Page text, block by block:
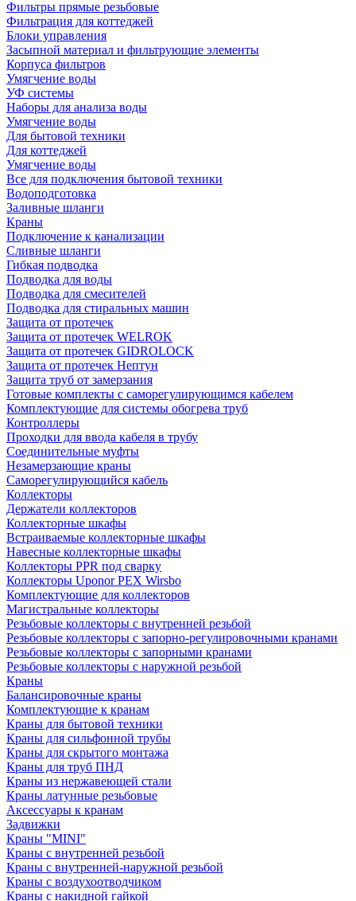
Фильтры прямые резьбовые
Фильтрация для коттеджей
Блоки управления
Засыпной материал и фильтрующие элементы
Корпуса фильтров
Умягчение воды
УФ системы
Наборы для анализа воды
Умягчение воды
Для бытовой техники
Для коттеджей
Умягчение воды
Все для подключения бытовой техники
Водоподготовка
Заливные шланги
Краны
Подключение к канализации
Сливные шланги
Гибкая подводка
Подводка для воды
Подводка для смесителей
Подводка для стиральных машин
Защита от протечек
Защита от протечек WELROK
Защита от протечек GIDROLOCK
Защита от протечек Нептун
Защита труб от замерзания
Готовые комплекты с саморегулирующимся кабелем
Комплектующие для системы обогрева труб
Контроллеры
Проходки для ввода кабеля в трубу
Соединительные муфты
Незамерзающие краны
Саморегулирующийся кабель
Коллекторы
Держатели коллекторов
Коллекторные шкафы
Встраиваемые коллекторные шкафы
Навесные коллекторные шкафы
Коллекторы PPR под сварку
Коллекторы Uponor PEX Wirsbo
Комплектующие для коллекторов
Магистральные коллекторы
Резьбовые коллекторы с внутренней резьбой
Резьбовые коллекторы с запорно-регулировочными кранами
Резьбовые коллекторы с запорными кранами
Резьбовые коллекторы с наружной резьбой
Краны
Балансировочные краны
Комплектующие к кранам
Краны для бытовой техники
Краны для сильфонной трубы
Краны для скрытого монтажа
Краны для труб ПНД
Краны из нержавеющей стали
Краны латунные резьбовые
Аксессуары к кранам
Задвижки
Краны "MINI"
Краны с внутренней резьбой
Краны с внутренней-наружной резьбой
Краны с воздухоотводчиком
Краны с накидной гайкой